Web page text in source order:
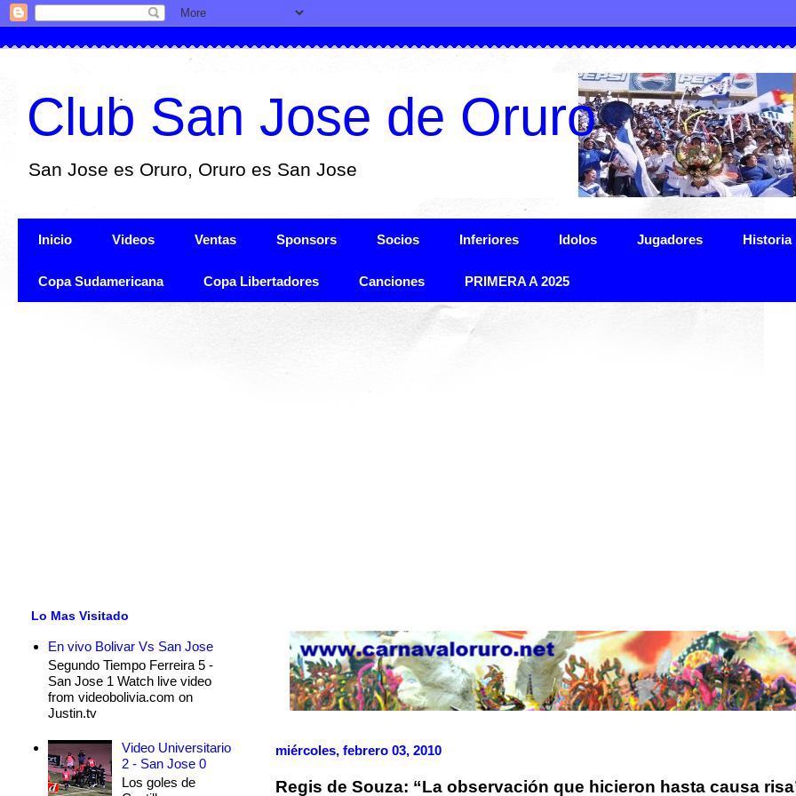
Club San Jose de Oruro
San Jose es Oruro, Oruro es San Jose
Inicio Videos Ventas Sponsors Socios Inferiores Idolos Jugadores Historia
Copa Sudamericana Copa Libertadores Canciones PRIMERA A 2025
miércoles, febrero 03, 2010
Regis de Souza: “La observación que hicieron hasta causa
Lo Mas Visitado
En vivo Bolivar Vs San Jose
Segundo Tiempo Ferreira 5 -
San Jose 1 Watch live video
from videobolivia.com on
Justin.tv
Video Universitario
2 - San Jose 0
Los goles de